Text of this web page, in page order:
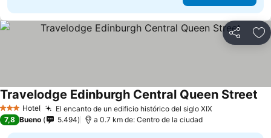
Compartir
3 Estrellas
Hotel El encanto de un edificio histórico del siglo XIX
Travelodge Edinburgh Central Queen Street
7,8 Bueno 5.494 a 0.7 km de: Centro de la ciudad